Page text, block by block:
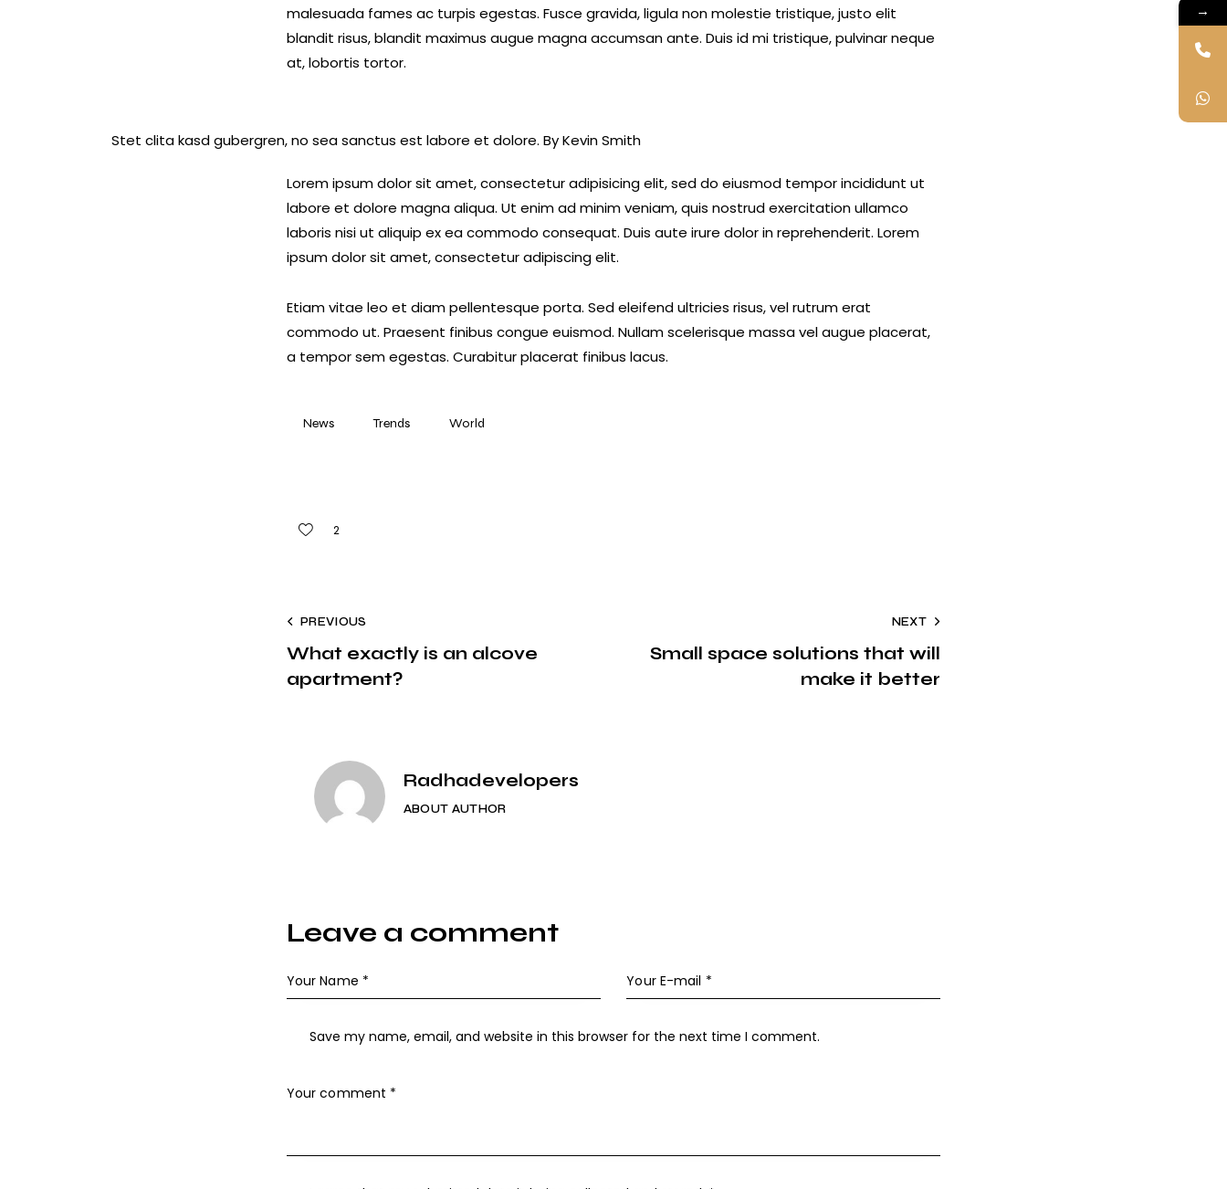
malesuada fames ac turpis egestas. Fusce gravida, ligula non molestie tristique, justo elit
blandit risus, blandit maximus augue magna accumsan ante. Duis id mi tristique, pulvinar neque
at, lobortis tortor.
Stet clita kasd gubergren, no sea sanctus est labore et dolore. ByKevin Smith
Lorem ipsum dolor sit amet, consectetur adipisicing elit, sed do eiusmod tempor incididunt ut
labore et dolore magna aliqua. Ut enim ad minim veniam, quis nostrud exercitation ullamco
laboris nisi ut aliquip ex ea commodo consequat. Duis aute irure dolor in reprehenderit. Lorem
ipsum dolor sit amet, consectetur adipiscing elit.
Etiam vitae leo et diam pellentesque porta. Sed eleifend ultricies risus, vel rutrum erat
commodo ut. Praesent finibus congue euismod. Nullam scelerisque massa vel augue placerat,
a tempor sem egestas. Curabitur placerat finibus lacus.
News Trends World
2
PREVIOUS
What exactly is an alcove
apartment?
NEXT
Small space solutions that will
make it better
Radhadevelopers
ABOUT AUTHOR
Leave a comment
Save my name, email, and website in this browser for the next time I comment.
→